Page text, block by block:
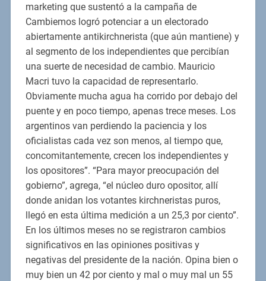
marketing que sustentó a la campaña de
Cambiemos logró potenciar a un electorado
abiertamente antikirchnerista (que aún mantiene) y
al segmento de los independientes que percibían
una suerte de necesidad de cambio. Mauricio
Macri tuvo la capacidad de representarlo.
Obviamente mucha agua ha corrido por debajo del
puente y en poco tiempo, apenas trece meses. Los
argentinos van perdiendo la paciencia y los
oficialistas cada vez son menos, al tiempo que,
concomitantemente, crecen los independientes y
los opositores”. “Para mayor preocupación del
gobierno”, agrega, “el núcleo duro opositor, allí
donde anidan los votantes kirchneristas puros,
llegó en esta última medición a un 25,3 por ciento”.
En los últimos meses no se registraron cambios
significativos en las opiniones positivas y
negativas del presidente de la nación. Opina bien o
muy bien un 42 por ciento y mal o muy mal un 55